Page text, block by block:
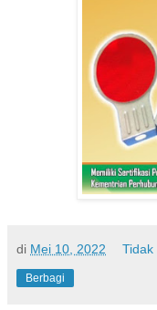
di Mei 10, 2022 Tidak
Berbagi